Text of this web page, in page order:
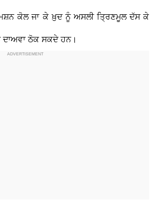
ਕੋਲ ਜਾ ਕੇ ਖ਼ੁਦ ਨੂੰ ਅਸਲੀ ਤ੍ਰਿਣਮੂਲ ਦੱਸ ਕੇ
ਦਾਅਵਾ ਠੋਕ ਸਕਦੇ ਹਨ।